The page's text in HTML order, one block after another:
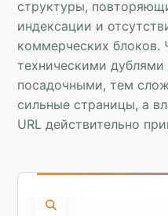
структуры,
индексации и
коммерческих
техническими
посадочными, тем
сильные страницы, а
URL действительно